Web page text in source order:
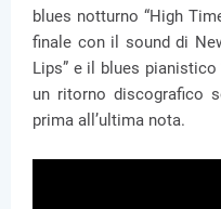
blues notturno “High
finale con il sound di
Lips” e il blues pianistico
un ritorno discografico
prima all’ultima nota.